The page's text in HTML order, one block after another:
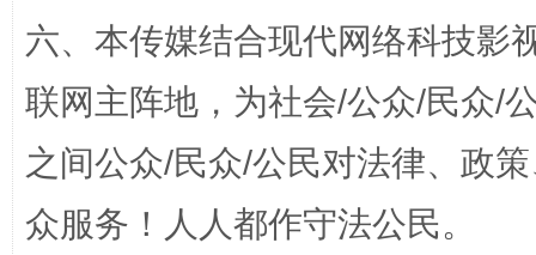
招工难、用工荒背后
六、本传媒结合现代网络科技影
联网主阵地，为社会/公众/民众/
之间公众/民众/公民对法律、政
众服务！人人都作守法公民。